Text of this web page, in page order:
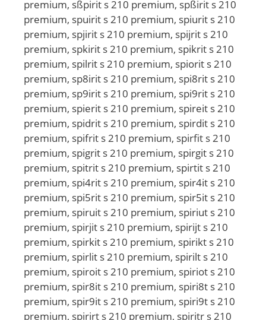
premium, sßpirit s 210 premium, spßirit s 210
premium, spuirit s 210 premium, spiurit s 210
premium, spjirit s 210 premium, spijrit s 210
premium, spkirit s 210 premium, spikrit s 210
premium, spilrit s 210 premium, spiorit s 210
premium, sp8irit s 210 premium, spi8rit s 210
premium, sp9irit s 210 premium, spi9rit s 210
premium, spierit s 210 premium, spireit s 210
premium, spidrit s 210 premium, spirdit s 210
premium, spifrit s 210 premium, spirfit s 210
premium, spigrit s 210 premium, spirgit s 210
premium, spitrit s 210 premium, spirtit s 210
premium, spi4rit s 210 premium, spir4it s 210
premium, spi5rit s 210 premium, spir5it s 210
premium, spiruit s 210 premium, spiriut s 210
premium, spirjit s 210 premium, spirijt s 210
premium, spirkit s 210 premium, spirikt s 210
premium, spirlit s 210 premium, spirilt s 210
premium, spiroit s 210 premium, spiriot s 210
premium, spir8it s 210 premium, spiri8t s 210
premium, spir9it s 210 premium, spiri9t s 210
premium, spirirt s 210 premium, spiritr s 210